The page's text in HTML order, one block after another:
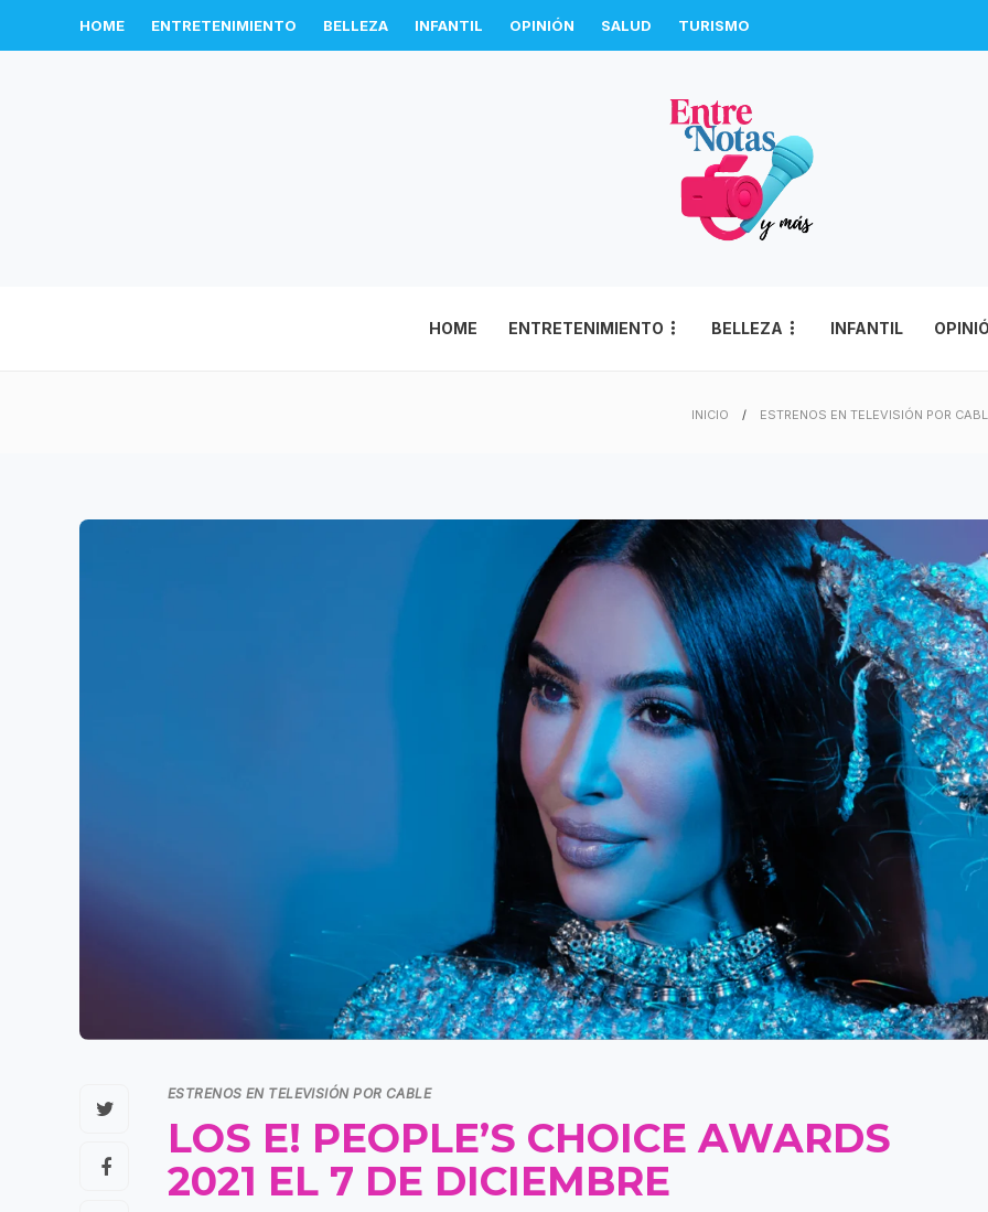
HOME ENTRETENIMIENTO BELLEZA INFANTIL OPINIÓN SALUD TURISMO
HOME ENTRETENIMIENTO BELLEZA INFANTIL
INICIO ESTRENOS EN TELEVISIÓN POR
ESTRENOS EN TELEVISIÓN POR CABLE
LOS E! PEOPLE’S CHOICE AWARDS
2021 EL 7 DE DICIEMBRE